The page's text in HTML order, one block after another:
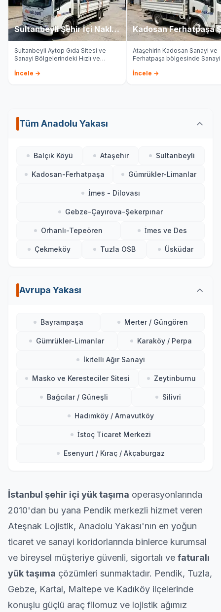
Sultanbeyli Şehir İçi Nakliye
Sultanbeyli Aytop Gıda Sitesi ve
Sanayi Bölgelerindeki Hızlı ve
İncele →
Ataşehirin Kadosan Sanayi ve
Ferhatpaşa bölgesinde
Teslimat, Axa Sigorta
İncele →
Tüm Anadolu Yakası
Balçık Köyü Ataşehir Sultanbeyli
Kadosan-Ferhatpaşa Gümrükler-Limanlar
İmes - Dilovası
Gebze-Çayırova-Şekerpınar
Orhanlı-Tepeören İmes ve Des
Çekmeköy Tuzla OSB Üsküdar
Avrupa Yakası
Bayrampaşa Merter / Güngören
Gümrükler-Limanlar Karaköy / Perpa
İkitelli Ağır Sanayi
Masko ve Keresteciler Sitesi Zeytinburnu
Bağcılar / Güneşli Silivri
Hadımköy / Arnavutköy
İstoç Ticaret Merkezi
Esenyurt / Kıraç / Akçaburgaz
İstanbul şehir içi yük taşıma operasyonlarında
2010'dan bu yana Pendik merkezli hizmet veren
Ateşnak Lojistik, Anadolu Yakası'nın en yoğun
ticaret ve sanayi koridorlarında binlerce kurumsal
ve bireysel müşteriye güvenli, sigortalı ve faturalı
yük taşıma çözümleri sunmaktadır. Pendik, Tuzla,
Gebze, Kartal, Maltepe ve Kadıköy ilçelerinde
konuşlu güçlü araç filomuz ve lojistik ağımız